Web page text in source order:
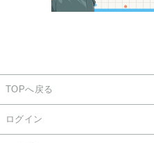
TOPへ戻る
ログイン